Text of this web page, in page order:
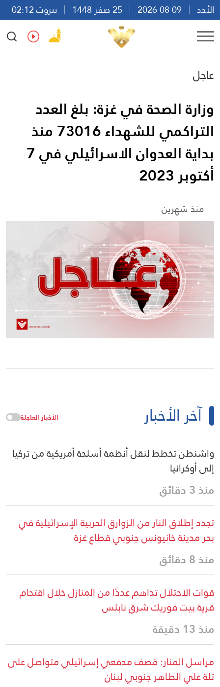
الأحد
بيروت 02:12
Ar
En Fr Es
عاجل
وزارة الصحة في غزة: بلغ العدد
التراكمي للشهداء 73016 منذ
بداية العدوان الاسرائيلي في 7
أكتوبر 2023
منذ شهرين
آخر الأخبار الأخبار العاجلة
واشنطن تخطط لنقل أنظمة أسلحة أمريكية من تركيا
إلى أوكرانيا
منذ 3 دقائق
تجدد إطلاق النار من الزوارق الحربية الإسرائيلية في
بحر مدينة خانيونس جنوبي قطاع غزة
منذ 8 دقائق
قوات الاحتلال تداهم عددًا من المنازل خلال اقتحام
قرية بيت فوريك شرق نابلس
منذ 13 دقيقة
مراسل المنار: قصف مدفعي إسرائيلي متواصل على
تلة علي الطاهر جنوبي لبنان